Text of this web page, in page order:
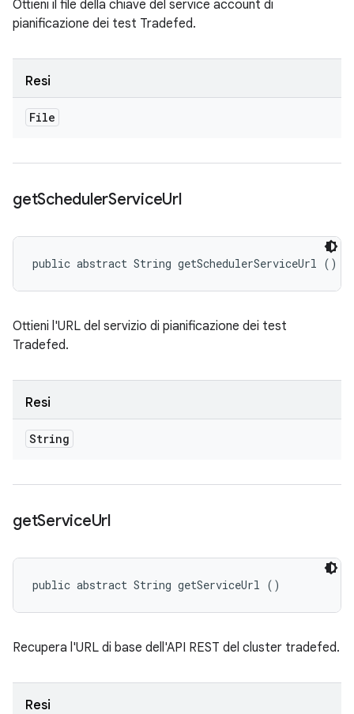
Ottieni il file della chiave del service account di
pianificazione dei test Tradefed.
Resi
File
getSchedulerServiceUrl
public abstract String getSchedulerServiceUrl ()
Ottieni l'URL del servizio di pianificazione dei test
Tradefed.
Resi
String
getServiceUrl
public abstract String getServiceUrl ()
Recupera l'URL di base dell'API REST del cluster tradefed.
Resi